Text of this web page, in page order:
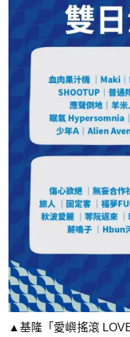
▲基隆「愛嶼搖滾